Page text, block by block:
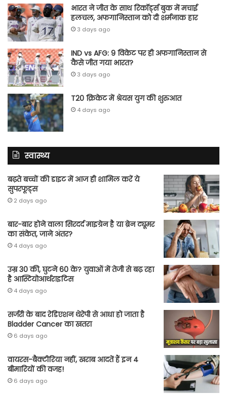
भारत ने जीत के साथ रिकॉर्ड्स बुक में मचाई
हलचल, अफगानिस्तान को दी शर्मनाक हार
3 days ago
IND vs AFG: 9 विकेट पर ही अफगानिस्तान से
कैसे जीत गया भारत?
3 days ago
T20 क्रिकेट में श्रेयस युग की शुरुआत
4 days ago
स्वास्थ्य
बढ़ते बच्चों की डाइट में आज ही शामिल करें ये
सुपरफूड्स
2 days ago
बार-बार होने वाला सिरदर्द माइग्रेन है या ब्रेन ट्यूमर
का संकेत, जाने अंतर?
4 days ago
उम्र 30 की, घुटने 60 के? युवाओं में तेजी से बढ़ रहा
है आस्टियोआर्थराइटिस
4 days ago
सर्जरी के बाद रेडिएशन थेरेपी से आधा हो जाता है
Bladder Cancer का खतरा
6 days ago
वायरस-बैक्टीरिया नहीं, खराब आदतें हैं इन 4
बीमारियों की वजह!
6 days ago